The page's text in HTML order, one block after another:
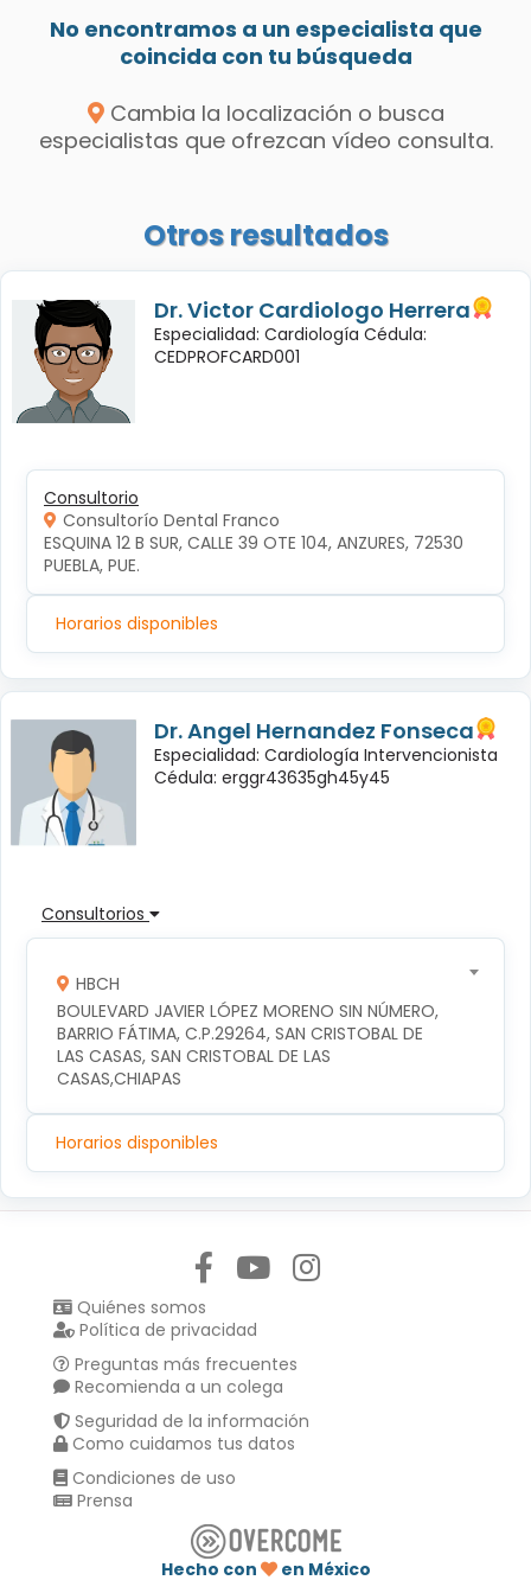
No encontramos a un especialista que
coincida con tu búsqueda
Cambia la localización o busca
especialistas que ofrezcan vídeo consulta.
Otros resultados
Dr. Victor Cardiologo Herrera
Especialidad: Cardiología Cédula:
CEDPROFCARD001
Consultorio
Consultorío Dental Franco
ESQUINA 12 B SUR, CALLE 39 OTE 104, ANZURES, 72530
PUEBLA, PUE.
Horarios disponibles
Dr. Angel Hernandez Fonseca
Especialidad: Cardiología Intervencionista
Cédula: erggr43635gh45y45
Consultorios
HBCH
BOULEVARD JAVIER LÓPEZ MORENO SIN NÚMERO,
BARRIO FÁTIMA, C.P.29264, SAN CRISTOBAL DE
LAS CASAS, SAN CRISTOBAL DE LAS
CASAS,CHIAPAS
Horarios disponibles
Quiénes somos
Política de privacidad
Preguntas más frecuentes
Recomienda a un colega
Seguridad de la información
Como cuidamos tus datos
Condiciones de uso
Prensa
Hecho con
en México